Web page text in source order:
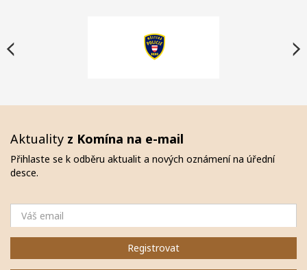
Aktuality z Komína na e-mail
Přihlaste se k odběru aktualit a nových oznámení na úřední
desce.
Registrovat